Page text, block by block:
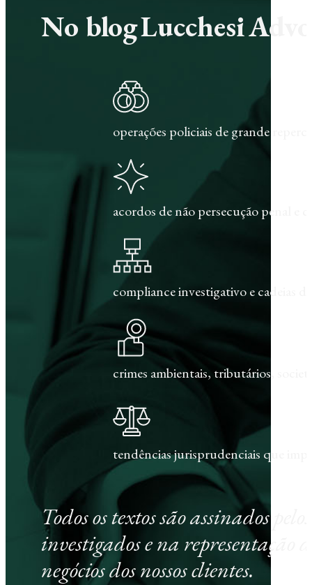
No blog Lucchesi
operações policiais de grande
acordos de não persecução penal e
compliance investigativo e cadeias
crimes ambientais, tributários,
tendências jurisprudenciais que
Todos os textos são assinados
investigados e na representação
negócios dos nossos clientes.